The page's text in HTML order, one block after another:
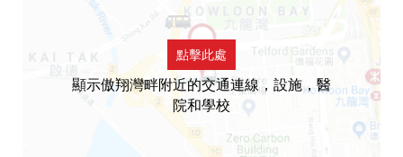
點擊此處
顯示傲翔灣畔附近的交通連線，設施，醫
院和學校